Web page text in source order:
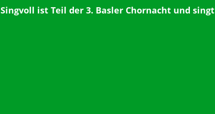
Singvoll ist Teil der 3. Basler Chornacht und